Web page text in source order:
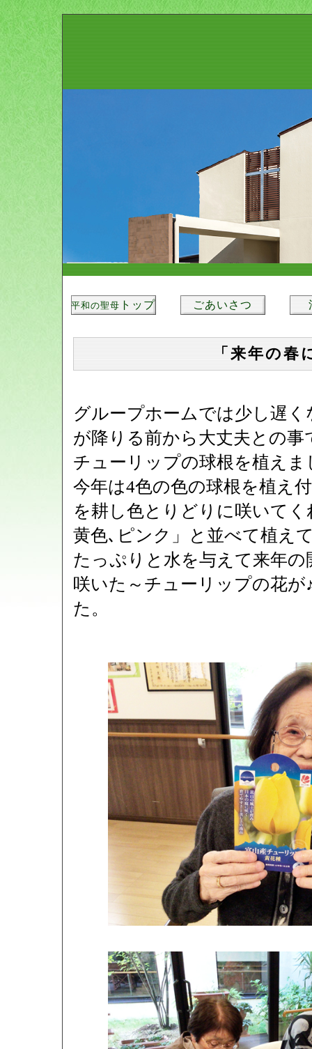
平和の聖母 トップ ごあいさつ
「来年の春
グループホームでは少し遅
が降りる前から大丈夫との
チューリップの球根を植えま
今年は4色の色の球根を植え
を耕し色とりどりに咲いて
黄色､ピンク」と並べて植え
たっぷりと水を与えて来年
咲いた～チューリップの花
た。